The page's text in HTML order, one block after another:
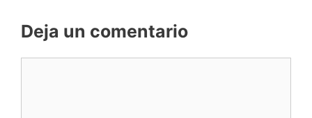
Deja un comentario